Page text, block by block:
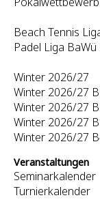
Beach Tennis
Padel Liga BaWü
Winter 2026/27
Winter 2026/27
Winter 2026/27
Winter 2026/27
Winter 2026/27
Veranstaltungen
Seminarkalender
Turnierkalender